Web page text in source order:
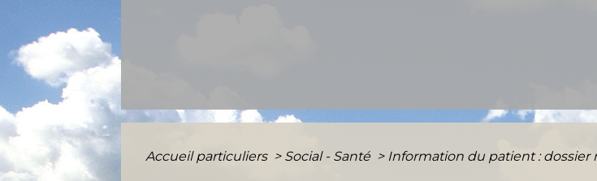
Accueil particuliers > Social - Santé > Information du patient : dossier